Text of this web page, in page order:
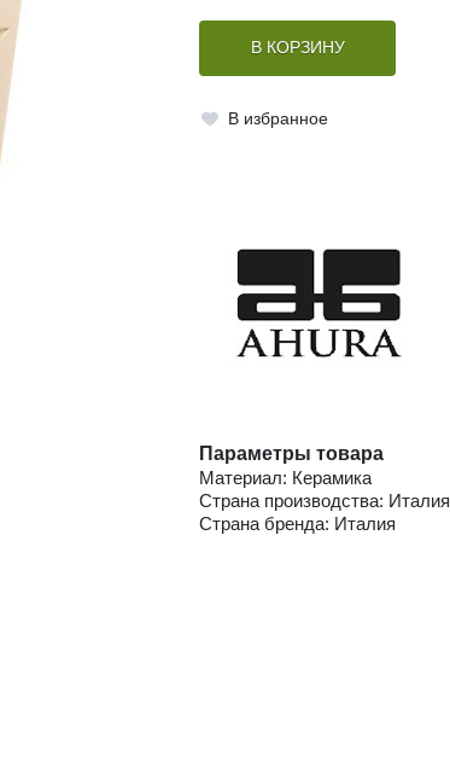
В КОРЗИНУ
В избранное
Параметры товара
Материал: Керамика
Страна производства: Италия
Страна бренда: Италия